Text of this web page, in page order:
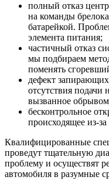
полный отказ
на команды
батарейкой.
элемента питания;
частичный отказ
мы подбираем
поменять
дефект
отсутствия подачи
вызванное
бесконтрольное
происходящее из-
Квалифицированные
проведут тщательную
проблему и осуществят
автомобиля в разумные